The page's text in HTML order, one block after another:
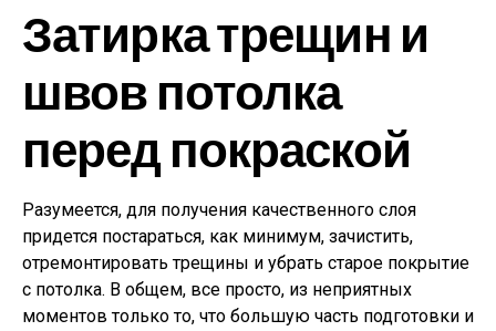
Затирка трещин и
швов потолка
перед покраской
Разумеется, для получения качественного слоя
придется постараться, как минимум, зачистить,
отремонтировать трещины и убрать старое покрытие
с потолка. В общем, все просто, из неприятных
моментов только то, что большую часть подготовки и